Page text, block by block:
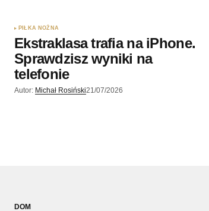
PIŁKA NOŻNA
Ekstraklasa trafia na iPhone.
Sprawdzisz wyniki na
telefonie
Autor: Michał Rosiński21/07/2026
DOM